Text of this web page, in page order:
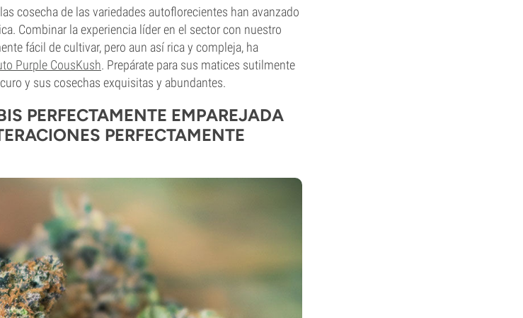
cosecha de las variedades autoflorecientes han avanzado
Combinar la experiencia líder en el sector con nuestro
fácil de cultivar, pero aun así rica y compleja, ha
Purple CousKush. Prepárate para sus matices sutilmente
y sus cosechas exquisitas y abundantes.
PERFECTAMENTE EMPAREJADA
PERFECTAMENTE